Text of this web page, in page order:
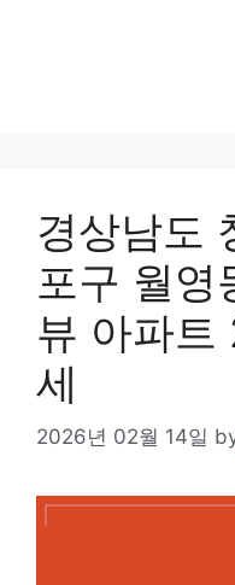
경상남도
포구 월영
뷰 아파트
세
2026년 02월 14일